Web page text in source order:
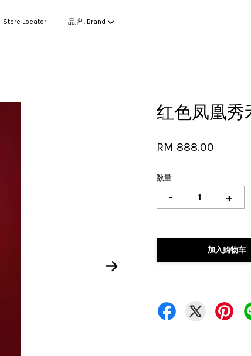
Store Locator 品牌 . Brand
红色凤凰秀
RM 888.00
数量
- +
加入购物车
购物车目前还是空的。